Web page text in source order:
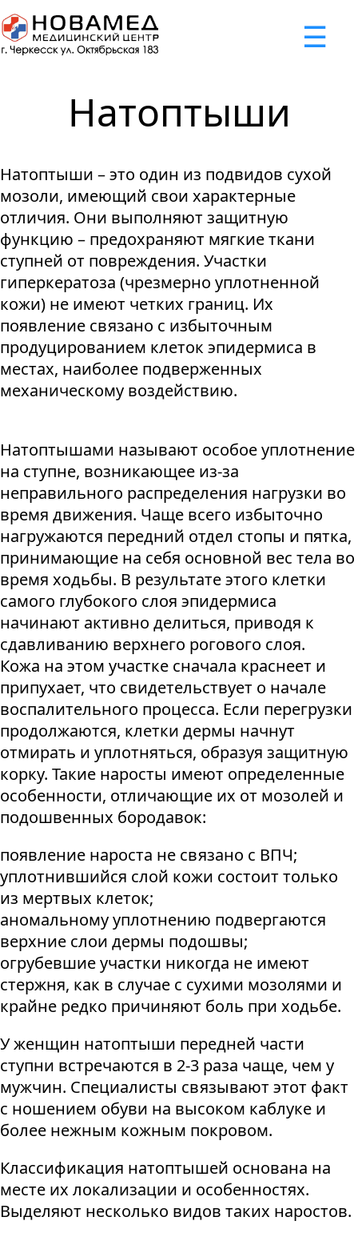
☰
x
Задать вопрос
Я принимаю"Cоглашение
об обработке персональных
данных."
Отправить вопрос
Успешно
Мы свяжемся с вами в ближайшее время
Неудача
Некорректно введен номер телефона
Неудача
Отклонена капча
Неудача
Не введено имя или вопрос
Неудача
Не принято соглашение
Натоптыши
Натоптыши – это один из подвидов сухой
мозоли, имеющий свои характерные
отличия. Они выполняют защитную
функцию – предохраняют мягкие ткани
ступней от повреждения. Участки
гиперкератоза (чрезмерно уплотненной
кожи) не имеют четких границ. Их
появление связано с избыточным
продуцированием клеток эпидермиса в
местах, наиболее подверженных
механическому воздействию.
Натоптышами называют особое уплотнение
на ступне, возникающее из-за
неправильного распределения нагрузки во
время движения. Чаще всего избыточно
нагружаются передний отдел стопы и пятка,
принимающие на себя основной вес тела во
время ходьбы. В результате этого клетки
самого глубокого слоя эпидермиса
начинают активно делиться, приводя к
сдавливанию верхнего рогового слоя.
Кожа на этом участке сначала краснеет и
припухает, что свидетельствует о начале
воспалительного процесса. Если перегрузки
продолжаются, клетки дермы начнут
отмирать и уплотняться, образуя защитную
корку. Такие наросты имеют определенные
особенности, отличающие их от мозолей и
подошвенных бородавок:
появление нароста не связано с ВПЧ;
уплотнившийся слой кожи состоит только
из мертвых клеток;
аномальному уплотнению подвергаются
верхние слои дермы подошвы;
огрубевшие участки никогда не имеют
стержня, как в случае с сухими мозолями и
крайне редко причиняют боль при ходьбе.
У женщин натоптыши передней части
ступни встречаются в 2-3 раза чаще, чем у
мужчин. Специалисты связывают этот факт
с ношением обуви на высоком каблуке и
более нежным кожным покровом.
Классификация натоптышей основана на
месте их локализации и особенностях.
Выделяют несколько видов таких наростов.